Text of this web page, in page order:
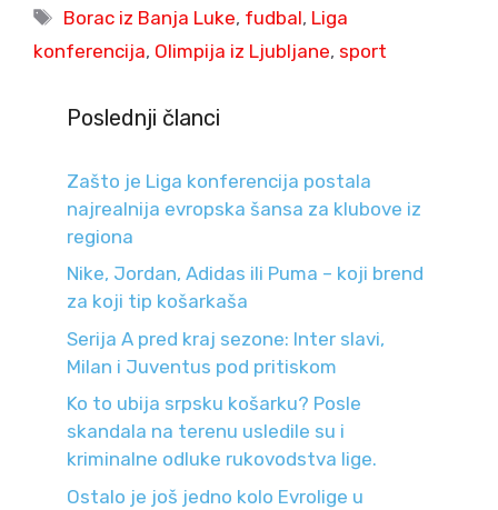
Tags
Borac iz Banja Luke, fudbal, Liga
konferencija, Olimpija iz Ljubljane, sport
Poslednji članci
Zašto je Liga konferencija postala
najrealnija evropska šansa za klubove iz
regiona
Nike, Jordan, Adidas ili Puma – koji brend
za koji tip košarkaša
Serija A pred kraj sezone: Inter slavi,
Milan i Juventus pod pritiskom
Ko to ubija srpsku košarku? Posle
skandala na terenu usledile su i
kriminalne odluke rukovodstva lige.
Ostalo je još jedno kolo Evrolige u